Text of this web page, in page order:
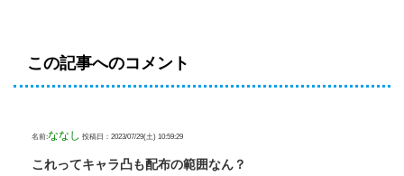
この記事へのコメント
名前:ななし 投稿日：2023/07/29(土) 10:59:29
これってキャラ凸も配布の範囲なん？